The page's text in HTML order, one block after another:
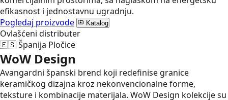
efikasnost i jednostavnu ugradnju.
Pogledaj proizvode
Katalog
Ovlašćeni distributer
🇪🇸Španija Pločice
WoW Design
Avangardni španski brend koji redefinise granice
keramičkog dizajna kroz nekonvencionalne forme,
teksture i kombinacije materijala. WoW Design kolekcije su